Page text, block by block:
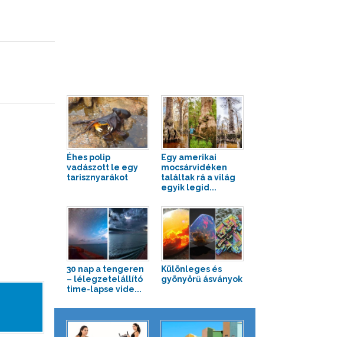
Éhes polip
vadászott le egy
tarisznyarákot
Egy amerikai
mocsárvidéken
találtak rá a világ
egyik legid...
30 nap a tengeren
– lélegzetelállító
time-lapse vide...
Különleges és
gyönyörű ásványok